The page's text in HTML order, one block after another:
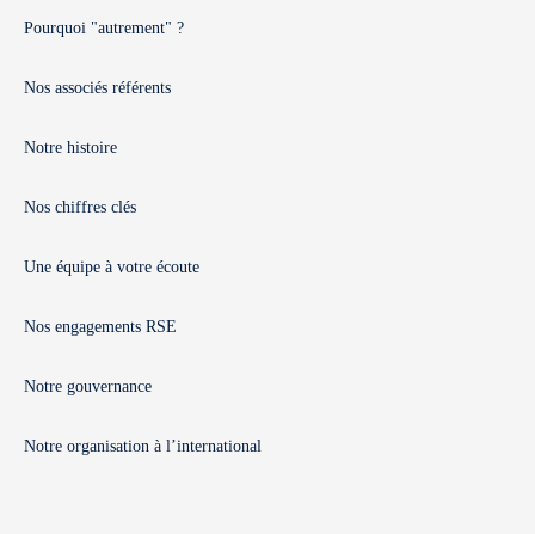
Pourquoi "autrement" ?
Nos associés référents
Notre histoire
Nos chiffres clés
Une équipe à votre écoute
Nos engagements RSE
Notre gouvernance
Notre organisation à l’international